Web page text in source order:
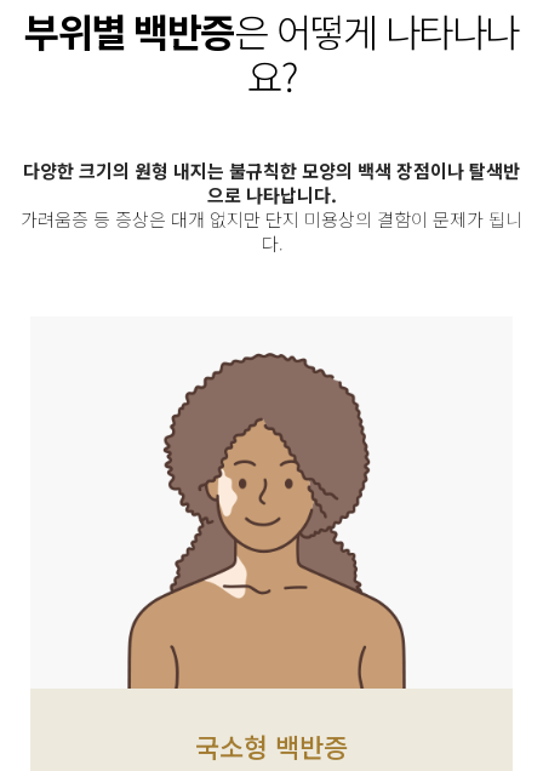
부위별 백반증은 어떻게 나타나나
요?
다양한 크기의 원형 내지는 불규칙한 모양의 백색 장점이나 탈색반
으로 나타납니다.
가려움증 등 증상은 대개 없지만 단지 미용상의 결함이 문제가 됩니
다.
국소형 백반증